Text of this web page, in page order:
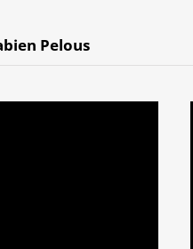
Pelous